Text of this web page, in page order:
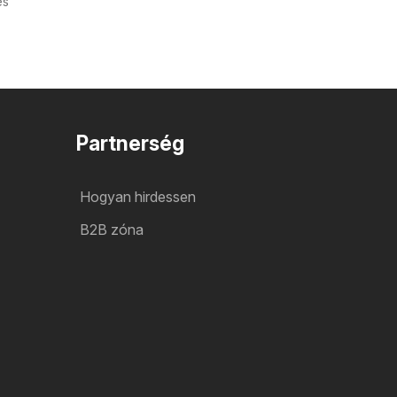
Partnerség
Hogyan hirdessen
B2B zóna